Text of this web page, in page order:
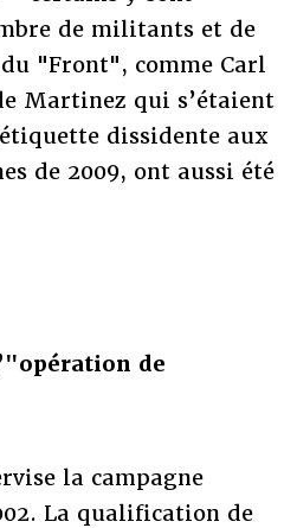
de militants et de
"Front", comme Carl
Martinez qui s’étaient
dissidente aux
de 2009, ont aussi été
de
la campagne
La qualification de